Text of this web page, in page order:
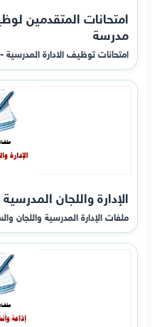
امتحانات المتقدمين
مدرسة
امتحانات توظيف الادارة
الإدارة واللجان المدرسية
ملفات الإدارة المدرسية واللجان